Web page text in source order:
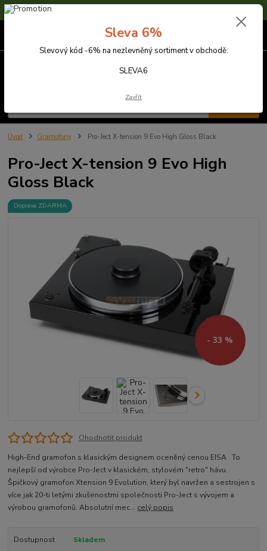
Sleva 6% na nezlevněné zboží s kódem SLEVA6
Úvod Gramofony Pro-Ject X-tension 9 Evo High Gloss Black
Pro-Ject X-tension 9 Evo High
Gloss Black
Doprava ZDARMA
- 33 %
Ohodnotit produkt
High-End gramofon s klasickým designem oceněný cenou EISA To
nejlepší od výrobce Pro-Ject v klasickém, stylovém "retro" hávu.
Špičkový gramofon Xtension 9 Evolution, který byl navržen a sestrojen s
více jak 20-ti letými zkušenostmi společnosti Pro-Ject s vývojem a
výrobou gramofonů. Absolutní mec... celý popis
Dostupnost
Skladem
Sleva 6%
Slevový kód -6% na nezlevněný sortiment v obchodě:
SLEVA6
Zavřít